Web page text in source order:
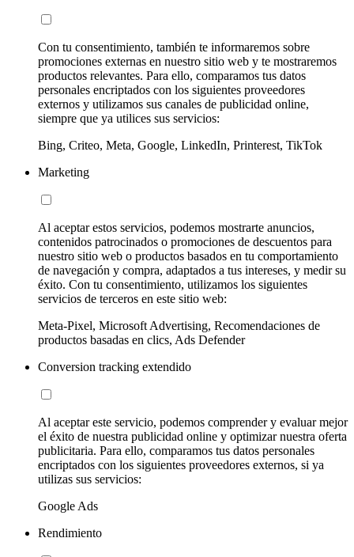
Con tu consentimiento, también te informaremos sobre
promociones externas en nuestro sitio web y te mostraremos
productos relevantes. Para ello, comparamos tus datos
personales encriptados con los siguientes proveedores
externos y utilizamos sus canales de publicidad online,
siempre que ya utilices sus servicios:
Bing, Criteo, Meta, Google, LinkedIn, Printerest, TikTok
Marketing
Al aceptar estos servicios, podemos mostrarte anuncios,
contenidos patrocinados o promociones de descuentos para
nuestro sitio web o productos basados en tu comportamiento
de navegación y compra, adaptados a tus intereses, y medir su
éxito. Con tu consentimiento, utilizamos los siguientes
servicios de terceros en este sitio web:
Meta-Pixel, Microsoft Advertising, Recomendaciones de
productos basadas en clics, Ads Defender
Conversion tracking extendido
Al aceptar este servicio, podemos comprender y evaluar mejor
el éxito de nuestra publicidad online y optimizar nuestra oferta
publicitaria. Para ello, comparamos tus datos personales
encriptados con los siguientes proveedores externos, si ya
utilizas sus servicios:
Google Ads
Rendimiento